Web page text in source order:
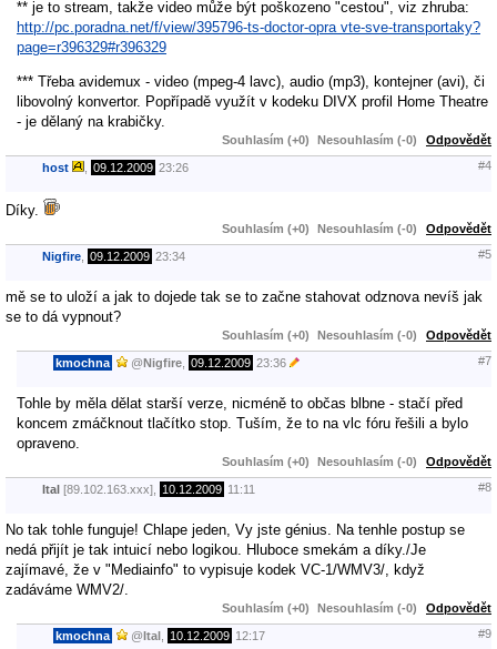
** je to stream, takže video může být poškozeno "cestou", viz zhruba:
http://pc.poradna.net/f/view/395796-ts-doctor-opra vte-sve-transportaky?
page=r396329#r396329
*** Třeba avidemux - video (mpeg-4 lavc), audio (mp3), kontejner (avi), či
libovolný konvertor. Popřípadě využít v kodeku DIVX profil Home Theatre
- je dělaný na krabičky.
Souhlasím (+0) Nesouhlasím (-0) Odpovědět
host 09.12.2009 23:26 #4
Díky.
Souhlasím (+0) Nesouhlasím (-0) Odpovědět
Nigfire 09.12.2009 23:34 #5
mě se to uloží a jak to dojede tak se to začne stahovat odznova nevíš jak
se to dá vypnout?
Souhlasím (+0) Nesouhlasím (-0) Odpovědět
kmochna @Nigfire 09.12.2009 23:36 #7
Tohle by měla dělat starší verze, nicméně to občas blbne - stačí před
koncem zmáčknout tlačítko stop. Tuším, že to na vlc fóru řešili a bylo
opraveno.
Souhlasím (+0) Nesouhlasím (-0) Odpovědět
Ital [89.102.163.xxx], 10.12.2009 11:11 #8
No tak tohle funguje! Chlape jeden, Vy jste génius. Na tenhle postup se
nedá přijít je tak intuicí nebo logikou. Hluboce smekám a díky./Je
zajímavé, že v "Mediainfo" to vypisuje kodek VC-1/WMV3/, když
zadáváme WMV2/.
Souhlasím (+0) Nesouhlasím (-0) Odpovědět
kmochna @Ital 10.12.2009 12:17 #9